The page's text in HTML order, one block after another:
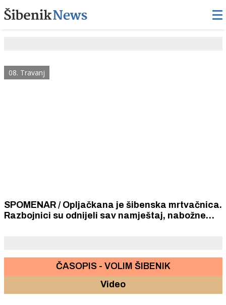
08. Travanj
SPOMENAR / Opljačkana je šibenska mrtvačnica.
Razbojnici su odnijeli sav namještaj, nabožne
ČASOPIS - VOLIM ŠIBENIK
Video